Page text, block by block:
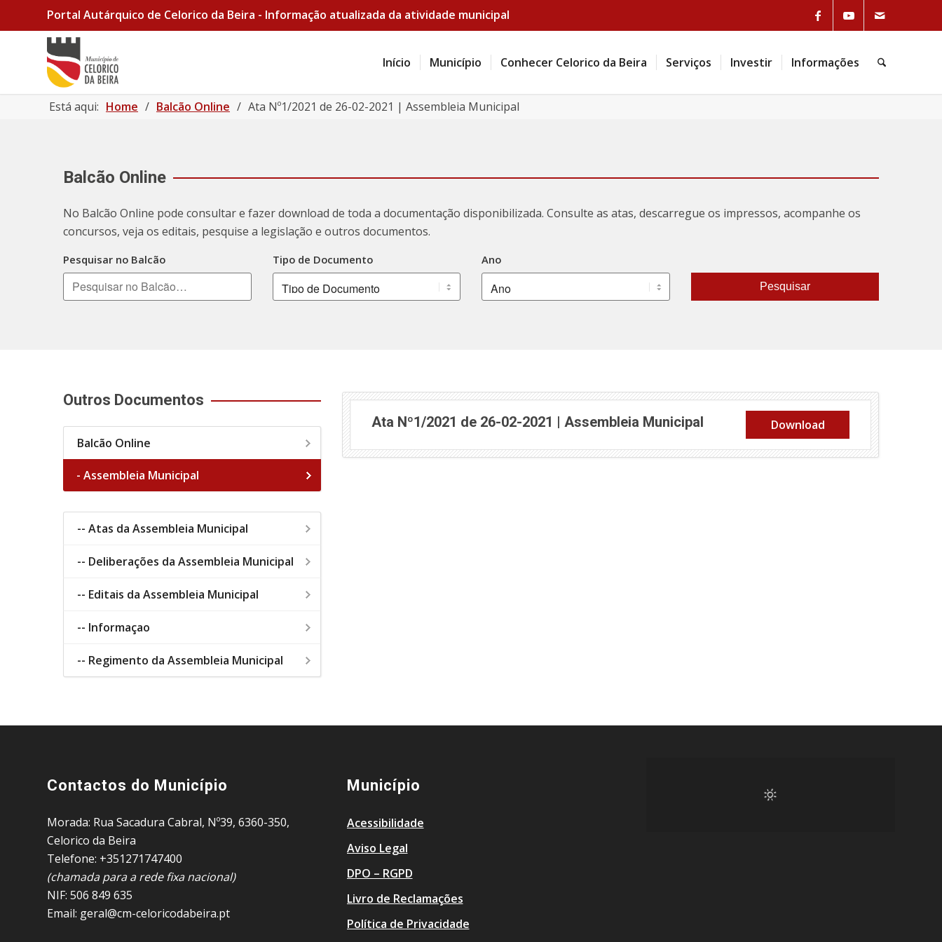
Link to Facebook
Link to Youtube
Portal Autárquico de Celorico da Beira - Informação atualizada da atividade municipal
Início Município Conhecer Celorico da Beira Serviços Investir Informações Pesquisa
Está aqui: Home / Balcão Online / Ata Nº1/2021 de 26-02-2021 | Assembleia Municipal
Balcão Online
No Balcão Online pode consultar e fazer download de toda a documentação disponibilizada. Consulte as atas, descarregue os impressos, acompanhe os
concursos, veja os editais, pesquise a legislação e outros documentos.
Pesquisar no Balcão Tipo de Documento Ano
Pesquisar
Outros Documentos
Balcão Online
- Assembleia Municipal
-- Atas da Assembleia Municipal
-- Deliberações da Assembleia Municipal
-- Editais da Assembleia Municipal
-- Informaçao
-- Regimento da Assembleia Municipal
Ata Nº1/2021 de 26-02-2021 | Assembleia Municipal (abre em nova janela)
Download
Contactos do Município
Morada: Rua Sacadura Cabral, Nº39, 6360-350,
Celorico da Beira
Telefone: +351271747400
(chamada para a rede fixa nacional)
NIF: 506 849 635
Email: geral@cm-celoricodabeira.pt
Município
Acessibilidade
Aviso Legal
DPO – RGPD
Livro de Reclamações
Política de Privacidade